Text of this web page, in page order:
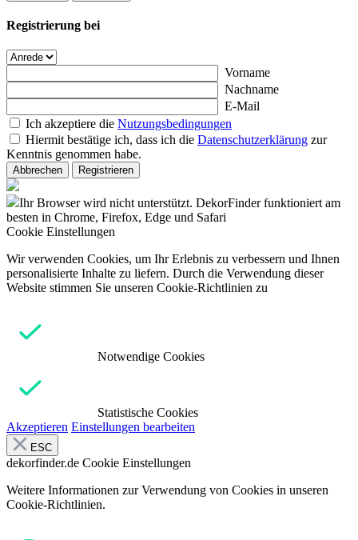
Registrierung bei
Vorname
Nachname
E-Mail
Ich akzeptiere die Nutzungsbedingungen
Hiermit bestätige ich, dass ich die Datenschutzerklärung zur
Kenntnis genommen habe.
Abbrechen Registrieren
Ihr Browser wird nicht unterstützt. DekorFinder funktioniert am
besten in Chrome, Firefox, Edge und Safari
Cookie Einstellungen
Wir verwenden Cookies, um Ihr Erlebnis zu verbessern und Ihnen
personalisierte Inhalte zu liefern. Durch die Verwendung dieser
Website stimmen Sie unseren Cookie-Richtlinien zu
Notwendige Cookies
Statistische Cookies
Akzeptieren Einstellungen bearbeiten
ESC
dekorfinder.de Cookie Einstellungen
Weitere Informationen zur Verwendung von Cookies in unseren
Cookie-Richtlinien.